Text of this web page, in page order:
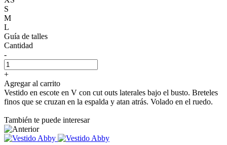
S
M
L
Guía de talles
Cantidad
-
+
Agregar al carrito
Vestido en escote en V con cut outs laterales bajo el busto. Breteles
finos que se cruzan en la espalda y atan atrás. Volado en el ruedo.
También te puede interesar